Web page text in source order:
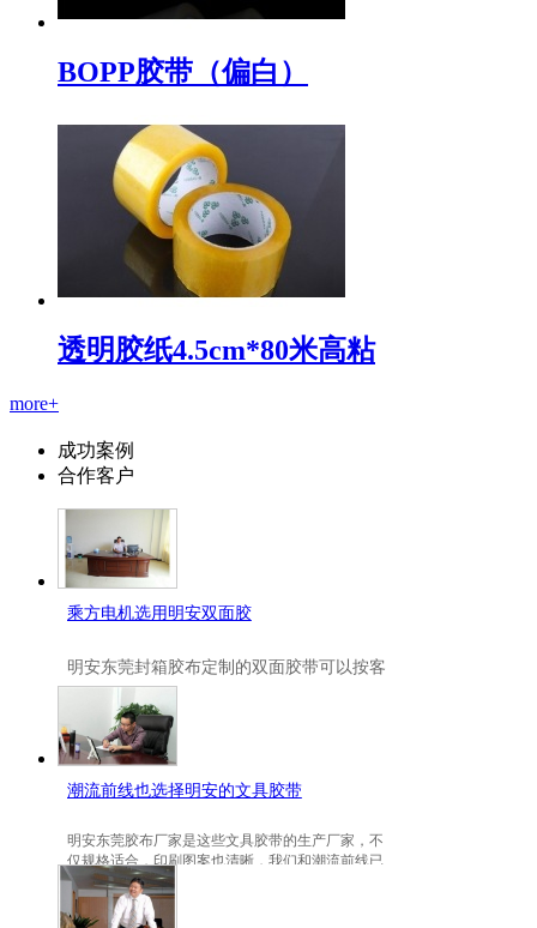
BOPP胶带（偏白）
透明胶纸4.5cm*80米高粘
more+
成功案例
合作客户
乘方电机选用明安双面胶
明安东莞封箱胶布定制 的双面胶带可以按客
是可以定做的，不仅如此，规格也是可以定
做的。
潮流前线也选择明安的文具胶带
明安东莞胶布厂家是这些文具胶带的生产厂家，不
仅规格适合，印刷图案也清晰，我们和潮流前线已
有3年的稳定合作关系。